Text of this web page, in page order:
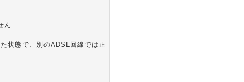
ん
状態で、別のADSL回線では正